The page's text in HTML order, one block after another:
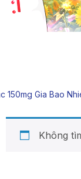
150mg Gia Bao
Không